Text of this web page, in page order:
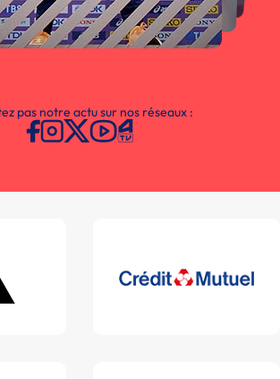
pas notre actu sur nos réseaux :